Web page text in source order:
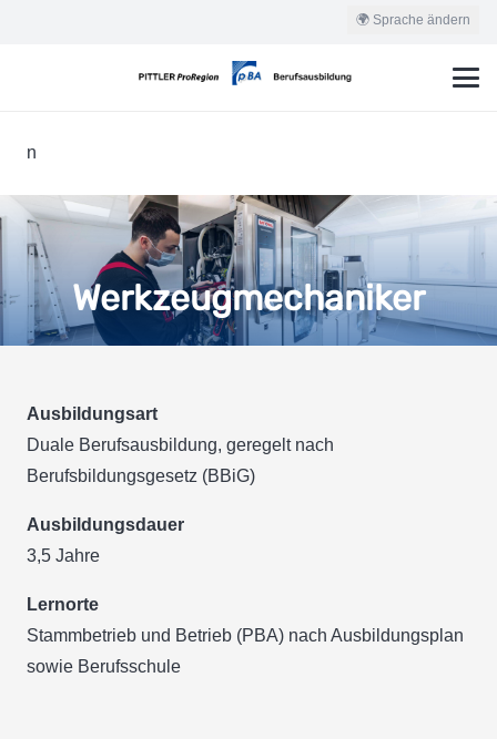
🌍 Sprache ändern
n
Werkzeugmechaniker
Ausbildungsart
Duale Berufsausbildung, geregelt nach
Berufsbildungsgesetz (BBiG)
Ausbildungsdauer
3,5 Jahre
Lernorte
Stammbetrieb und Betrieb (PBA) nach Ausbildungsplan
sowie Berufsschule